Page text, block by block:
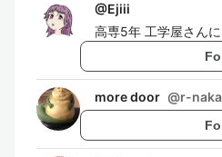
@Ejiii
高専5年 工学屋さん
more door @r-